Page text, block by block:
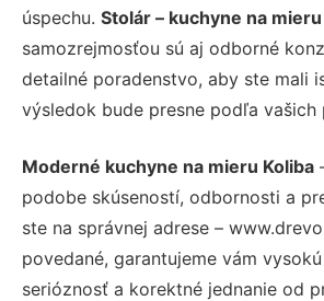
úspechu. Stolár – kuchyne na
samozrejmosťou sú aj odborné
detailné poradenstvo, aby ste mali
výsledok bude presne podľa vašich
Moderné kuchyne na mieru Koliba
podobe skúseností, odbornosti a
ste na správnej adrese –
povedané, garantujeme vám
serióznosť a korektné jednanie od